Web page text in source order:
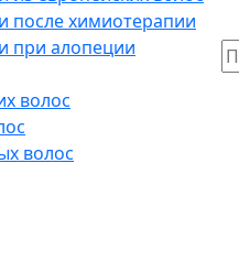
после химиотерапии
при алопеции
волос
волос